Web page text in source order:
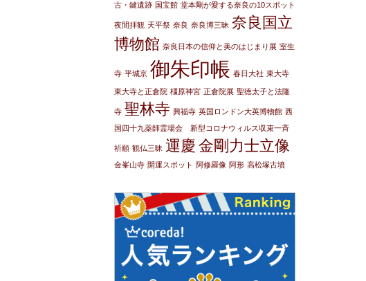
古・鍵遺跡 国宝館 堂本剛が愛する奈良の10スポット
夜間拝観 天平祭 奈良 奈良博三昧 奈良国立
博物館 奈良日本の信仰と美のはじまり展 室生
寺 平城京 御朱印帳 春日大社 東大寺
東大寺と正倉院 橿原神宮 正倉院展 聖徳太子と法隆
寺 聖林寺 興福寺 英国ロンドン大英博物館 西
国四十九薬師霊場会 新型コロナウィルス収束一斉
祈願 観仏三昧 運慶 金剛力士立像
金峯山寺 開運スポット 阿修羅像 阿形 高松塚古墳